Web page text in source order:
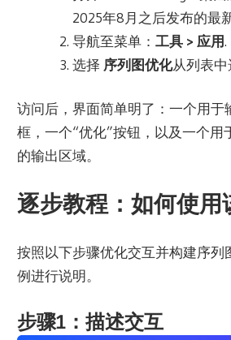
2025年8月之后发布的最
导航至菜单：工具 > 应用.
选择 序列图优化从列表中
访问后，界面简单明了：一个用于
框，一个“优化”按钮，以及一个用
的输出区域。
逐步教程：如何使用
按照以下步骤优化交互并构建序列
例进行说明。
步骤1：描述交互